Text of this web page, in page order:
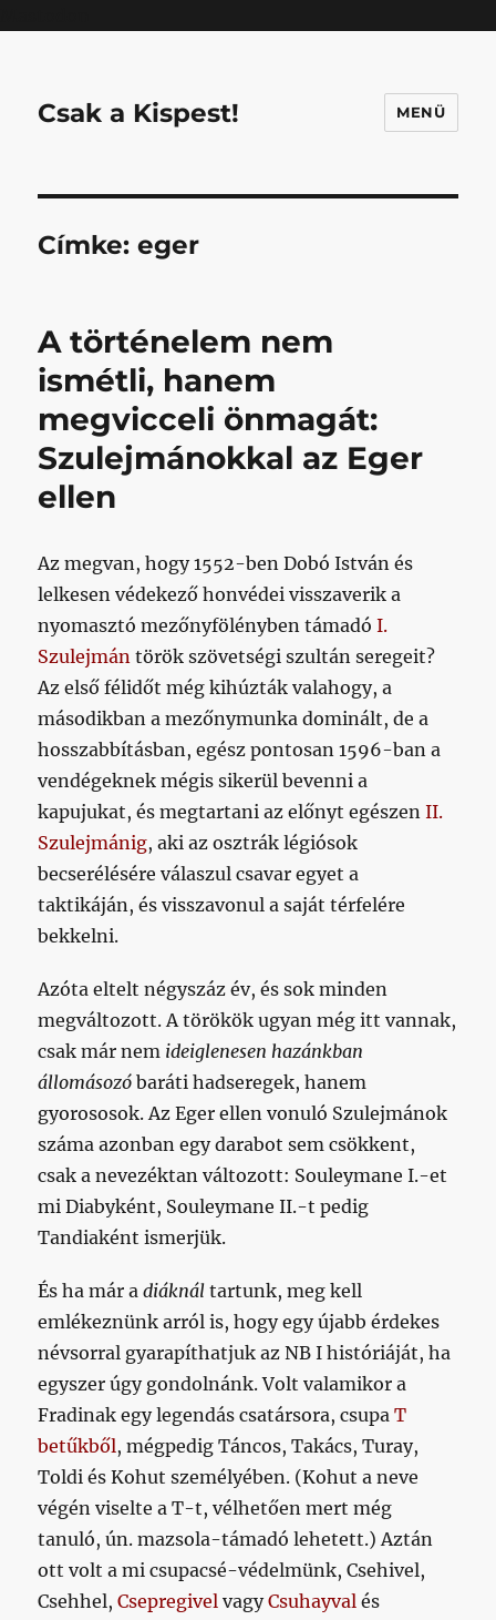
Csak a Kispest! MENÜ
Címke:eger
A történelem nem
ismétli, hanem
megvicceli önmagát:
Szulejmánokkal az Eger
ellen
Az megvan, hogy 1552-ben Dobó István és
lelkesen védekező honvédei visszaverik a
nyomasztó mezőnyfölényben támadóI.
Szulejmán török szövetségi szultán seregeit?
Az első félidőt még kihúzták valahogy, a
másodikban a mezőnymunka dominált, de a
hosszabbításban, egész pontosan 1596-ban a
vendégeknek mégis sikerül bevenni a
kapujukat, és megtartani az előnyt egészenII.
Szulejmánig, aki az osztrák légiósok
becserélésére válaszul csavar egyet a
taktikáján, és visszavonul a saját térfelére
bekkelni.
Azóta eltelt négyszáz év, és sok minden
megváltozott. A törökök ugyan még itt vannak,
csak már nem ideiglenesen hazánkban
állomásozó baráti hadseregek, hanem
gyorososok. Az Eger ellen vonuló Szulejmánok
száma azonban egy darabot sem csökkent,
csak a nevezéktan változott: Souleymane I.-et
mi Diabyként, Souleymane II.-t pedig
Tandiaként ismerjük.
És ha már adiáknál tartunk, meg kell
emlékeznünk arról is, hogy egy újabb érdekes
névsorral gyarapíthatjuk az NB I históriáját, ha
egyszer úgy gondolnánk. Volt valamikor a
Fradinak egy legendás csatársora, csupaT
betűkből, mégpedig Táncos, Takács, Turay,
Toldi és Kohut személyében. (Kohut a neve
végén viselte a T-t, vélhetően mert még
tanuló, ún. mazsola-támadó lehetett.) Aztán
ott volt a mi csupacsé-védelmünk, Csehivel,
Csehhel,Csepregivel vagyCsuhayval és